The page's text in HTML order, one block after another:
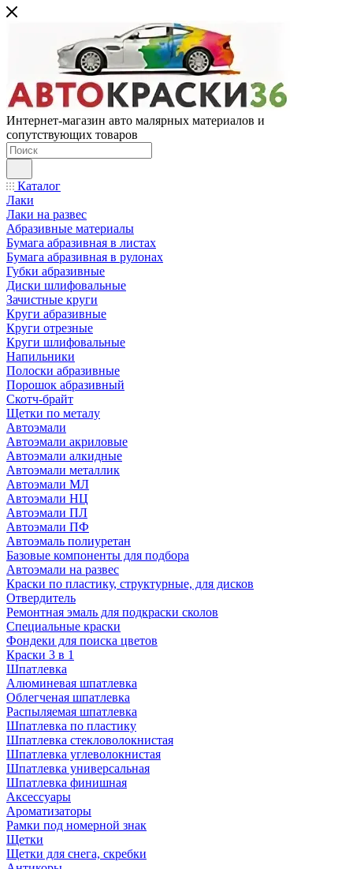
Интернет-магазин авто малярных материалов и
сопутствующих товаров
Каталог
Лаки
Лаки на развес
Абразивные материалы
Бумага абразивная в листах
Бумага абразивная в рулонах
Губки абразивные
Диски шлифовальные
Зачистные круги
Круги абразивные
Круги отрезные
Круги шлифовальные
Напильники
Полоски абразивные
Порошок абразивный
Скотч-брайт
Щетки по металу
Автоэмали
Автоэмали акриловые
Автоэмали алкидные
Автоэмали металлик
Автоэмали МЛ
Автоэмали НЦ
Автоэмали ПЛ
Автоэмали ПФ
Автоэмаль полиуретан
Базовые компоненты для подбора
Автоэмали на развес
Краски по пластику, структурные, для дисков
Отвердитель
Ремонтная эмаль для подкраски сколов
Специальные краски
Фондеки для поиска цветов
Краски 3 в 1
Шпатлевка
Алюминевая шпатлевка
Облегченая шпатлевка
Распыляемая шпатлевка
Шпатлевка по пластику
Шпатлевка стекловолокнистая
Шпатлевка углеволокнистая
Шпатлевка универсальная
Шпатлевка финишная
Аксессуары
Ароматизаторы
Рамки под номерной знак
Щетки
Щетки для снега, скребки